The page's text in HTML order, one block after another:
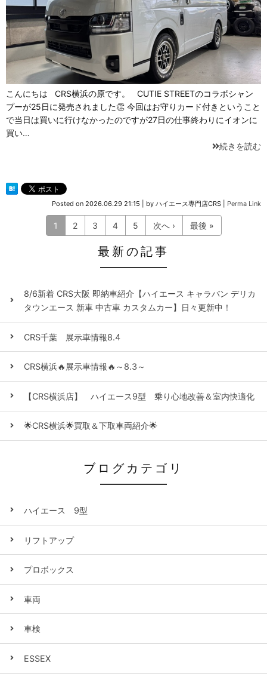
こんにちは CRS横浜の原です。 CUTIE STREETのコラボシャン
プーが25日に発売されました👏 今回はお守りカード付きということ
で当日は買いに行けなかったのですが27日の仕事終わりにイオンに
買い…
続きを読む
Posted on 2026.06.29 21:15 by ハイエース専門店CRS Perma Link
1 2 3 4 5 次へ › 最後 »
最新の記事
8/6新着 CRS大阪 即納車紹介【ハイエース キャラバン デリカ
タウンエース 新車 中古車 カスタムカー】日々更新中！
CRS千葉 展示車情報8.4
CRS横浜🔥展示車情報🔥～8.3～
【CRS横浜店】 ハイエース9型 乗り心地改善＆室内快適化
🌟CRS横浜🌟買取＆下取車両紹介🌟
ブログカテゴリ
ハイエース 9型
リフトアップ
プロボックス
車両
車検
ESSEX